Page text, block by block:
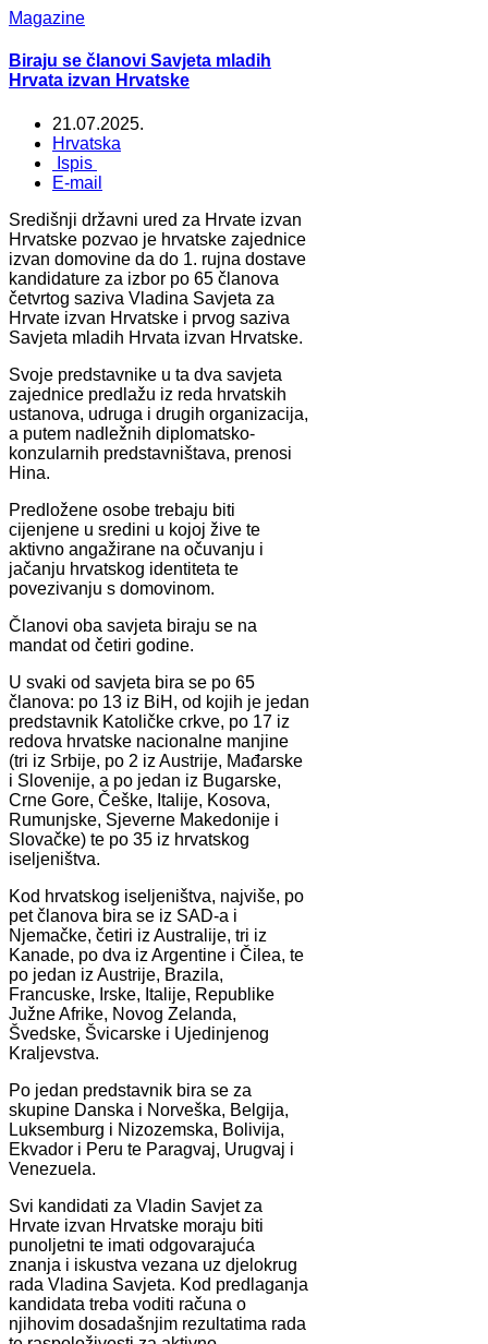
Magazine
Biraju se članovi Savjeta mladih
Hrvata izvan Hrvatske
21.07.2025.
Hrvatska
Ispis
E-mail
Središnji državni ured za Hrvate izvan
Hrvatske pozvao je hrvatske zajednice
izvan domovine da do 1. rujna dostave
kandidature za izbor po 65 članova
četvrtog saziva Vladina Savjeta za
Hrvate izvan Hrvatske i prvog saziva
Savjeta mladih Hrvata izvan Hrvatske.
Svoje predstavnike u ta dva savjeta
zajednice predlažu iz reda hrvatskih
ustanova, udruga i drugih organizacija,
a putem nadležnih diplomatsko-
konzularnih predstavništava, prenosi
Hina.
Predložene osobe trebaju biti
cijenjene u sredini u kojoj žive te
aktivno angažirane na očuvanju i
jačanju hrvatskog identiteta te
povezivanju s domovinom.
Članovi oba savjeta biraju se na
mandat od četiri godine.
U svaki od savjeta bira se po 65
članova: po 13 iz BiH, od kojih je jedan
predstavnik Katoličke crkve, po 17 iz
redova hrvatske nacionalne manjine
(tri iz Srbije, po 2 iz Austrije, Mađarske
i Slovenije, a po jedan iz Bugarske,
Crne Gore, Češke, Italije, Kosova,
Rumunjske, Sjeverne Makedonije i
Slovačke) te po 35 iz hrvatskog
iseljeništva.
Kod hrvatskog iseljeništva, najviše, po
pet članova bira se iz SAD-a i
Njemačke, četiri iz Australije, tri iz
Kanade, po dva iz Argentine i Čilea, te
po jedan iz Austrije, Brazila,
Francuske, Irske, Italije, Republike
Južne Afrike, Novog Zelanda,
Švedske, Švicarske i Ujedinjenog
Kraljevstva.
Po jedan predstavnik bira se za
skupine Danska i Norveška, Belgija,
Luksemburg i Nizozemska, Bolivija,
Ekvador i Peru te Paragvaj, Urugvaj i
Venezuela.
Svi kandidati za Vladin Savjet za
Hrvate izvan Hrvatske moraju biti
punoljetni te imati odgovarajuća
znanja i iskustva vezana uz djelokrug
rada Vladina Savjeta. Kod predlaganja
kandidata treba voditi računa o
njihovim dosadašnjim rezultatima rada